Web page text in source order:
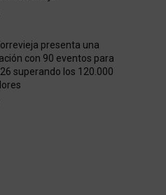
presenta una
con 90 eventos para
superando los 120.000